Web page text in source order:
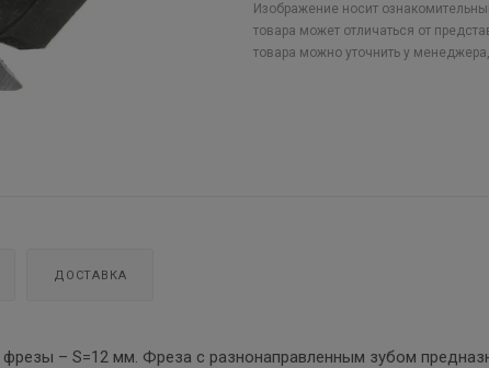
Изображение носит
товара может отличаться от
товара можно уточнить у
ДОСТАВКА
– S=12 мм. Фреза с разнонаправленным зубом